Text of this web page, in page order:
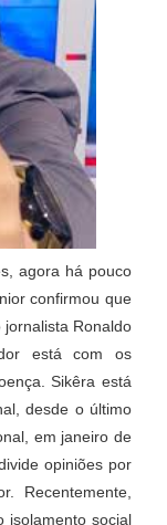
agora há pouco
confirmou que
Ronaldo
está com os
Sikêra está
desde o último
em janeiro de
opiniões por
Recentemente,
isolamento social